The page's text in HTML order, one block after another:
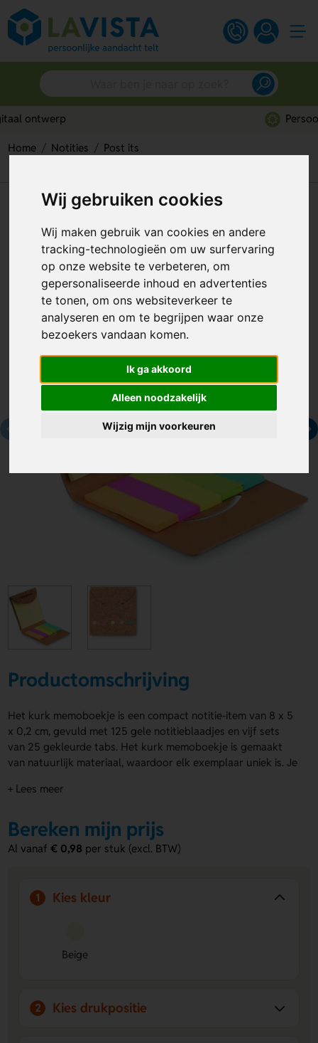
Wij gebruiken cookies
Wij maken gebruik van cookies en andere
tracking-technologieën om uw surfervaring
op onze website te verbeteren, om
gepersonaliseerde inhoud en advertenties
te tonen, om ons websiteverkeer te
analyseren en om te begrijpen waar onze
bezoekers vandaan komen.
Ik ga akkoord
Alleen noodzakelijk
Wijzig mijn voorkeuren
Home Notities
Post its
Kurk memoboekje met sticky
notes
Artikelnummer: 247966
Productomschrijving
Het kurk memoboekje is een compact notitie-item van 8 x 5
x 0,2 cm, gevuld met 125 gele notitieblaadjes en vijf sets
van 25 gekleurde tabs. Het kurk memoboekje is gemaakt
van natuurlijk materiaal, waardoor elk exemplaar uniek is. Je
flapje én de achterkant. Ideaal voor dagelijks gebruik of als
Voordelen van de kurk memoboekje
Veelzijdig gebruik
gekleurde tabs voor organiseren en markeren.
Meerdere bedrukkingsopties
+ Lees meer
Bereken mijn prijs
Al vanaf€ 0,98 per stuk (excl. BTW)
1 Kies kleur
Beige
2 Kies drukpositie